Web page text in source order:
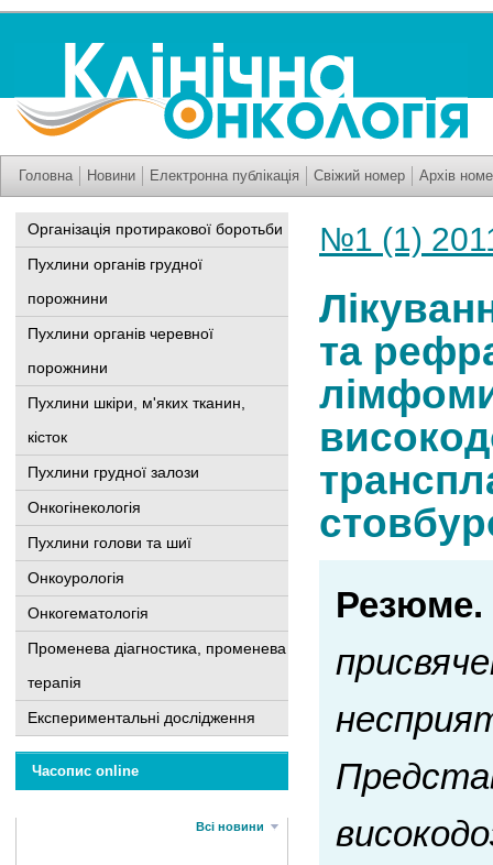
Головна Новини Електронна публікація Свіжий номер Архів
Організація протиракової боротьби
Пухлини органів грудної
порожнини
Пухлини органів черевної
порожнини
Пухлини шкіри, м'яких тканин,
кісток
Пухлини грудної залози
Онкогінекологія
Пухлини голови та шиї
Онкоурологія
Онкогематологія
Променева діагностика, променева
терапія
Експериментальні дослідження
Часопис online
Всі новини
№1 (1)
та
Резюме.